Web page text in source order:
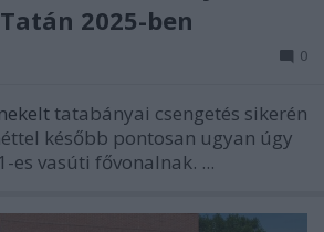
2025-ben
0
tatabányai csengetés sikerén
később pontosan ugyan úgy
es vasúti fővonalnak. ...